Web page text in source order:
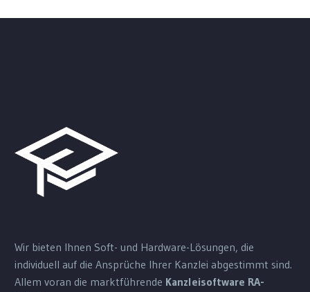
Wir bieten Ihnen Soft- und Hardware-Lösungen, die
individuell auf die Ansprüche Ihrer Kanzlei abgestimmt sind.
Allem voran die marktführende Kanzleisoftware RA-